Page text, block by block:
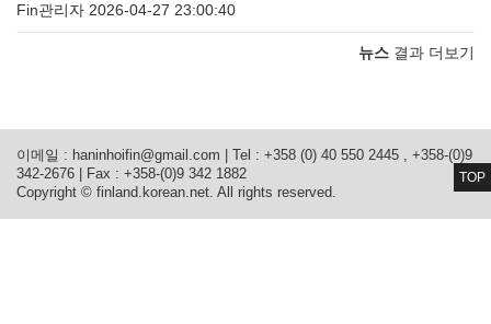
Fin관리자 2026-04-27 23:00:40
뉴스 결과 더보기
이메일 : haninhoifin@gmail.com | Tel : +358 (0) 40 550 2445 , +358-(0)9
342-2676 | Fax : +358-(0)9 342 1882
Copyright © finland.korean.net. All rights reserved.
TOP